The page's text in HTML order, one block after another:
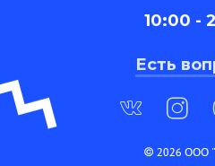
10:00 -
Есть
© 2026 ООО